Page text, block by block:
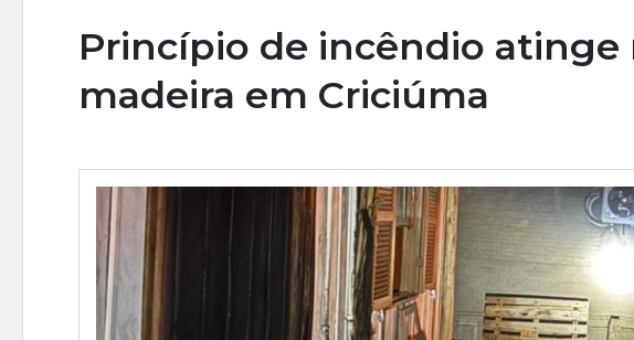
Princípio de incêndio atinge
madeira em Criciúma